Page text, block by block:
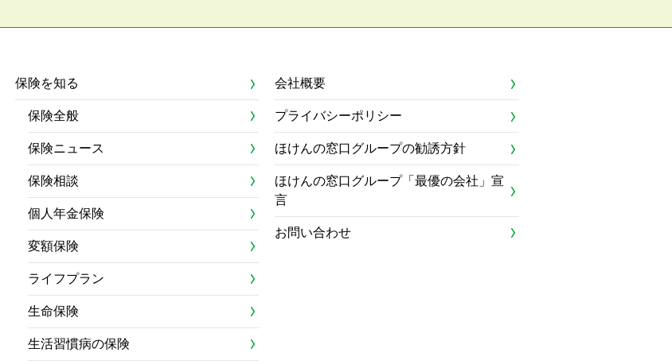
保険を知る
保険全般
保険ニュース
保険相談
個人年金保険
変額保険
ライフプラン
生命保険
生活習慣病の保険
会社概要
プライバシーポリシー
ほけんの窓口グループの勧誘方針
ほけんの窓口グループ「最優の会社」宣
言
お問い合わせ